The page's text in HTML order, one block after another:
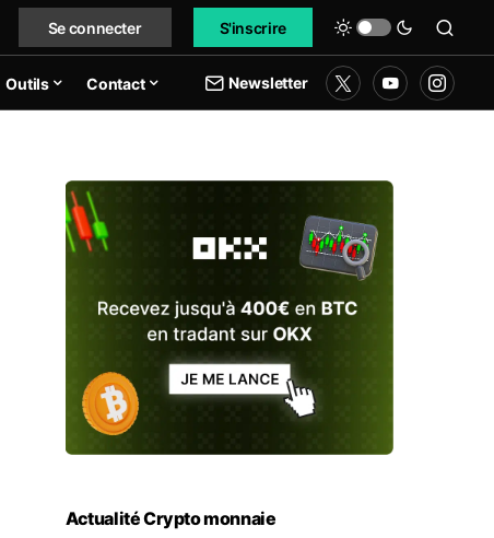
Se connecter S'inscrire
Outils Contact Newsletter
Actualité Crypto monnaie